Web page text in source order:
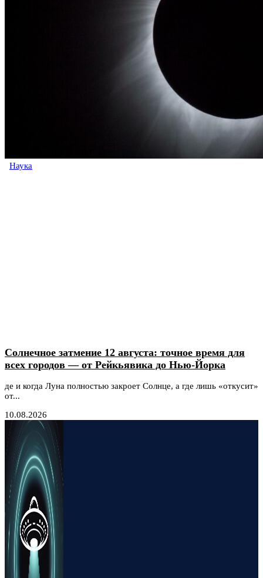
Наука
Солнечное затмение 12 августа: точное время для
всех городов — от Рейкьявика до Нью-Йорка
де и когда Луна полностью закроет Солнце, а где лишь «откусит»
от...
10.08.2026